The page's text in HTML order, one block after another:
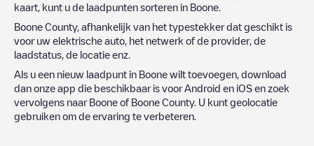
kaart, kunt u de laadpunten sorteren in Boone
Boone County, afhankelijk van het typestekker dat geschikt is
voor uw elektrische auto, het netwerk of de provider, de
laadstatus, de locatie enz.
Als u een nieuw laadpunt in Boone wilt toevoegen, download
dan onze app die beschikbaar is voor Android en iOS en zoek
vervolgens naar Boone of Boone County. U kunt geolocatie
gebruiken om de ervaring te verbeteren.